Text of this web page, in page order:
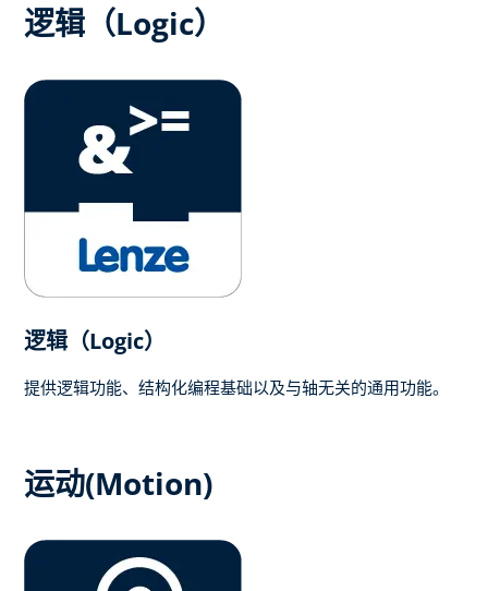
逻辑（Logic）
逻辑（Logic）
提供逻辑功能、结构化编程基础以及与轴无关的通用功能。
运动(Motion)